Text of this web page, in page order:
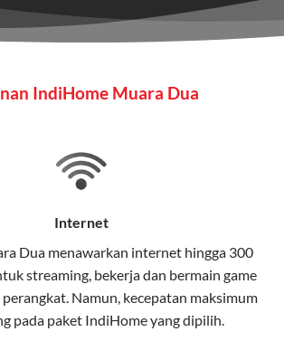
yang membutuhkan konektivitas dan
tinggi.
dan bisnis.
berbagai pilihan paket IndiHome
layanan IndiHome juga mencakup TV
TV) dan telepon rumah dalam
IndiHome Muara Dua
Internet
Dua menawarkan internet hingga 300
streaming, bekerja dan bermain game
Namun, kecepatan maksimum
pada paket IndiHome yang dipilih.